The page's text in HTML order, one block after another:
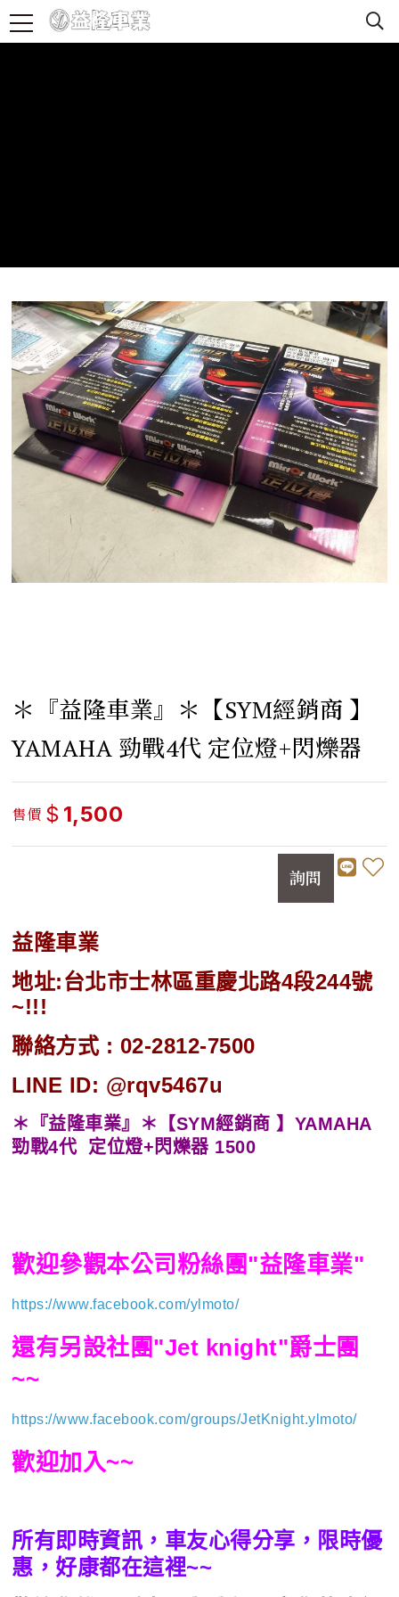
＊『益隆車業』＊【SYM經銷商 】
YAMAHA 勁戰4代 定位燈+閃爍器
售價 $ 1,500
詢問
益隆車業
地址:台北市士林區重慶北路4段244號
~!!!
聯絡方式 : 02-2812-7500
LINE ID: @rqv5467u
＊『益隆車業』＊【SYM經銷商 】YAMAHA
勁戰4代 定位燈+閃爍器 1500
歡迎參觀本公司粉絲團"益隆車業"
https://www.facebook.com/ylmoto/
還有另設社團"Jet knight"爵士團
~~
https://www.facebook.com/groups/JetKnight.ylmoto/
歡迎加入~~
所有即時資訊，車友心得分享，限時優
惠，好康都在這裡~~